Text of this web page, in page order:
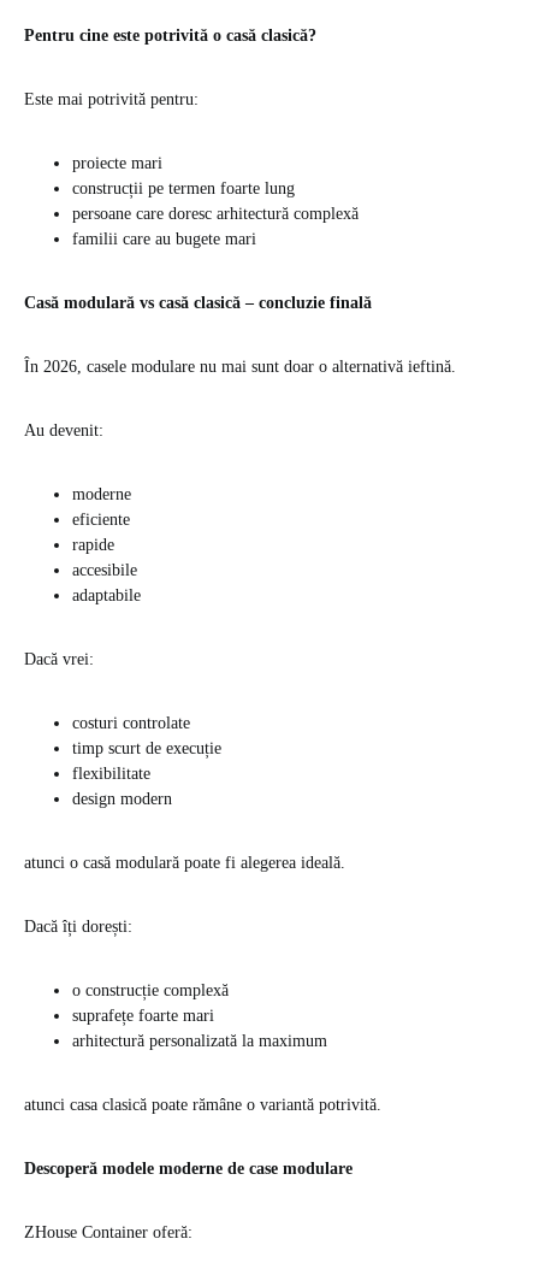
Pentru cine este potrivită o casă clasică?
Este mai potrivită pentru:
proiecte mari
construcții pe termen foarte lung
persoane care doresc arhitectură complexă
familii care au bugete mari
Casă modulară vs casă clasică – concluzie finală
În 2026, casele modulare nu mai sunt doar o alternativă ieftină.
Au devenit:
moderne
eficiente
rapide
accesibile
adaptabile
Dacă vrei:
costuri controlate
timp scurt de execuție
flexibilitate
design modern
atunci o casă modulară poate fi alegerea ideală.
Dacă îți dorești:
o construcție complexă
suprafețe foarte mari
arhitectură personalizată la maximum
atunci casa clasică poate rămâne o variantă potrivită.
Descoperă modele moderne de case modulare
ZHouse Container oferă: